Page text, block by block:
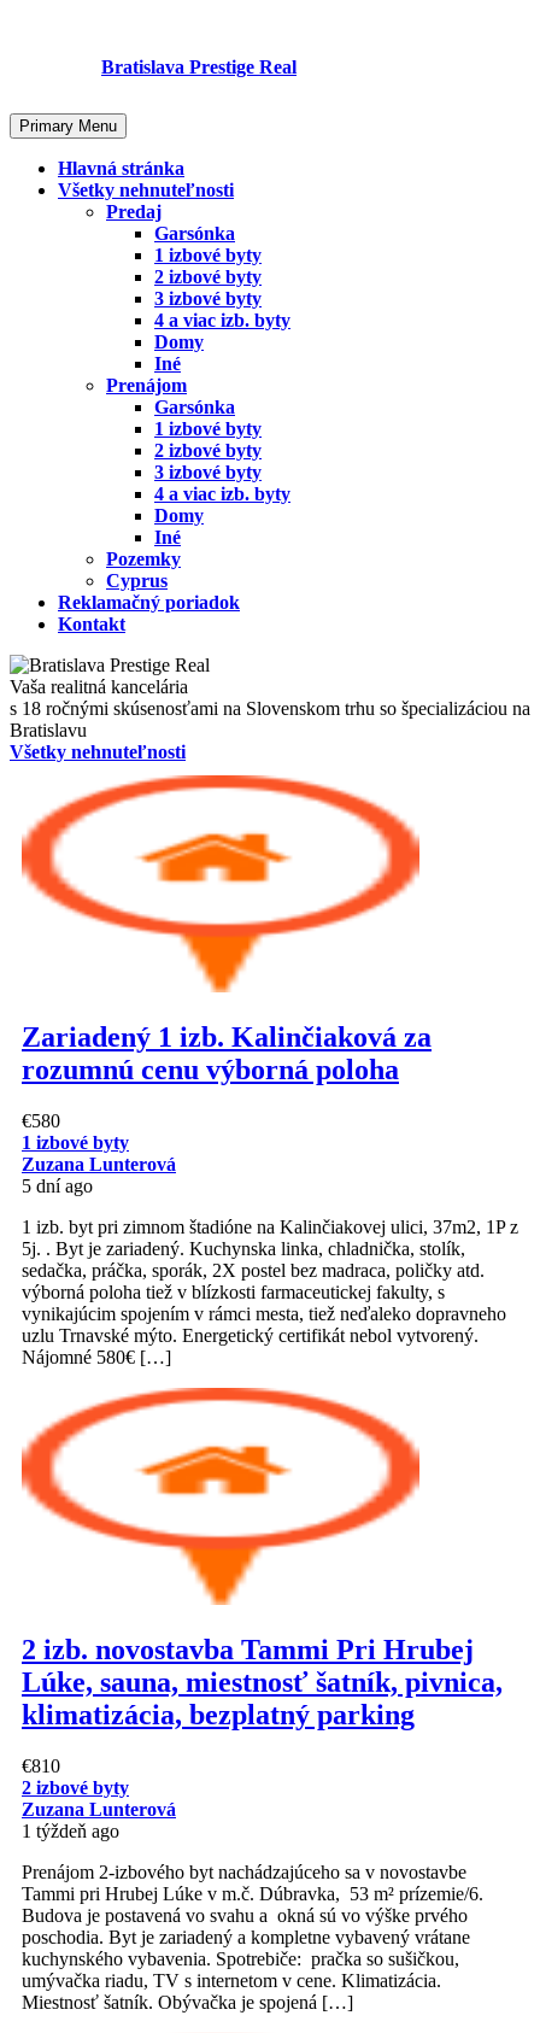
Bratislava Prestige Real
Primary Menu
Hlavná stránka
Všetky nehnuteľnosti
Predaj
Garsónka
1 izbové byty
2 izbové byty
3 izbové byty
4 a viac izb. byty
Domy
Iné
Prenájom
Garsónka
1 izbové byty
2 izbové byty
3 izbové byty
4 a viac izb. byty
Domy
Iné
Pozemky
Cyprus
Reklamačný poriadok
Kontakt
Vaša realitná kancelária
s 18 ročnými skúsenosťami na Slovenskom trhu so špecializáciou na
Bratislavu
Všetky nehnuteľnosti
Zariadený 1 izb. Kalinčiaková za
rozumnú cenu výborná poloha
€580
1 izbové byty
Zuzana Lunterová
5 dní ago
1 izb. byt pri zimnom štadióne na Kalinčiakovej ulici, 37m2, 1P z
5j. . Byt je zariadený. Kuchynska linka, chladnička, stolík,
sedačka, práčka, sporák, 2X postel bez madraca, poličky atd.
výborná poloha tiež v blízkosti farmaceutickej fakulty, s
vynikajúcim spojením v rámci mesta, tiež neďaleko dopravneho
uzlu Trnavské mýto. Energetický certifikát nebol vytvorený.
Nájomné 580€ […]
2 izb. novostavba Tammi Pri Hrubej
Lúke, sauna, miestnosť šatník, pivnica,
klimatizácia, bezplatný parking
€810
2 izbové byty
Zuzana Lunterová
1 týždeň ago
Prenájom 2-izbového byt nachádzajúceho sa v novostavbe
Tammi pri Hrubej Lúke v m.č. Dúbravka, 53 m² prízemie/6.
Budova je postavená vo svahu a okná sú vo výške prvého
poschodia. Byt je zariadený a kompletne vybavený vrátane
kuchynského vybavenia. Spotrebiče: pračka so sušičkou,
umývačka riadu, TV s internetom v cene. Klimatizácia.
Miestnosť šatník. Obývačka je spojená […]